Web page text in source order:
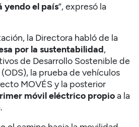
yendo el país”, expresó la
la Directora habló de la
por la sustentabilidad,
de Desarrollo Sostenible de
la prueba de vehículos
MOVÉS y la posterior
móvil eléctrico propioa la